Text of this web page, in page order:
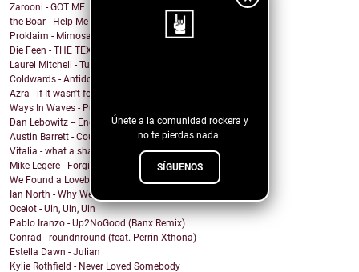
Únete a la comunidad rockera y
no te pierdas nada.
SÍGUENOS
Zarooni - GOT ME
the Boar - Help Me
Proklaim - Mimosa
Die Feen - THE TEXAN
Laurel Mitchell - Tuesday, Parkway
Coldwards - Antidote
Azra - if It wasn't for you
Ways In Waves - Pulled to the Sky
Dan Lebowitz -- Enemies
Austin Barrett - Country Enuf
Vitalia - what a shame
Mike Legere - Forgiveness
We Found a Lovebird - 100%
Ian North - Why We Build Houses
Ocelot - Uin, Uin, Uin
Pablo Iranzo - Up2NoGood (Banx Remix)
Conrad - roundnround (feat. Perrin Xthona)
Estella Dawn - Julian
Kylie Rothfield - Never Loved Somebody